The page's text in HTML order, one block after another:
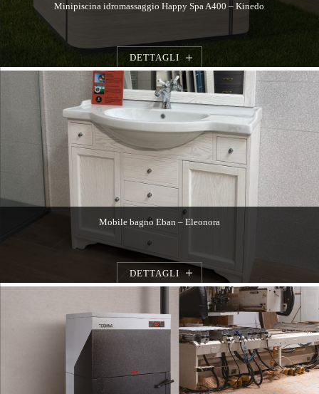
Minipiscina idromassaggio Happy Spa A400 – Kinedo
DETTAGLI
Mobile bagno Eban – Eleonora
DETTAGLI